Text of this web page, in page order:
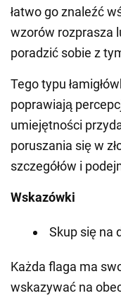
łatwo go znaleźć
wzorów rozprasza
poradzić sobie z
Tego typu
poprawiają
umiejętności
poruszania się w
szczegółów i
Wskazówki
Skup się na
Każda flaga ma
wskazywać na